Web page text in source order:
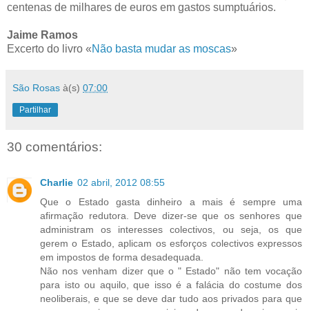
centenas de milhares de euros em gastos sumptuários.
Jaime Ramos
Excerto do livro «Não basta mudar as moscas»
São Rosas à(s) 07:00
Partilhar
30 comentários:
Charlie 02 abril, 2012 08:55
Que o Estado gasta dinheiro a mais é sempre uma
afirmação redutora. Deve dizer-se que os senhores que
administram os interesses colectivos, ou seja, os que
gerem o Estado, aplicam os esforços colectivos expressos
em impostos de forma desadequada.
Não nos venham dizer que o " Estado" não tem vocação
para isto ou aquilo, que isso é a falácia do costume dos
neoliberais, e que se deve dar tudo aos privados para que